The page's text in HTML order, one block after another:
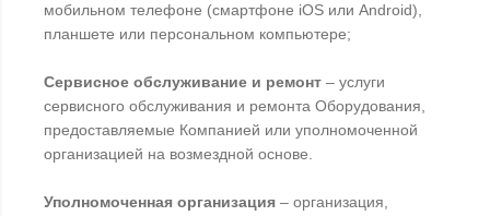
мобильном телефоне (смартфоне iOS или Android),
планшете или персональном компьютере;
Сервисное обслуживание и ремонт – услуги
сервисного обслуживания и ремонта Оборудования,
предоставляемые Компанией или уполномоченной
организацией на возмездной основе.
Уполномоченная организация – организация,